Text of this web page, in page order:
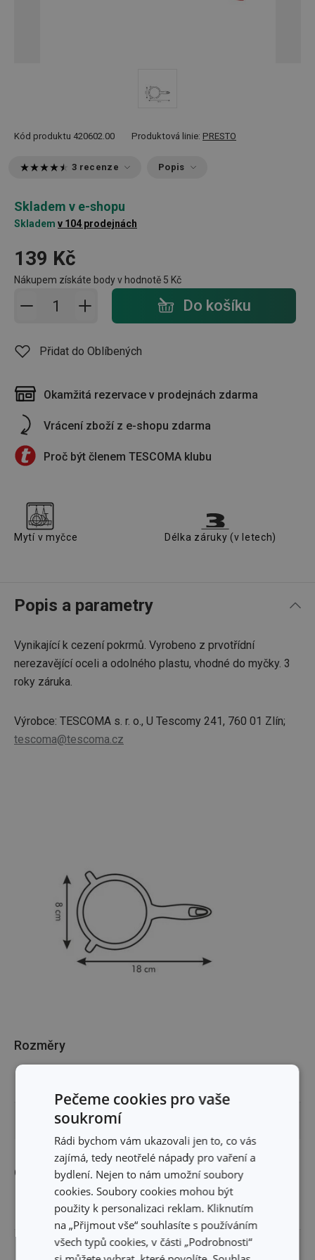
Kód produktu 420602.00 Produktová linie: PRESTO
3 recenze Popis
Skladem v e-shopu
Skladem v 104 prodejnách
139 Kč
Nákupem získáte body v hodnotě 5 Kč
Přidat do košíku - počet Do košíku
Přidat do Oblíbených
Okamžitá rezervace v prodejnách zdarma
Vrácení zboží z e-shopu zdarma
Proč být členem TESCOMA klubu
Mytí v myčce Délka záruky (v letech)
Popis a parametry
Vynikající k cezení pokrmů. Vyrobeno z prvotřídní
nerezavějící oceli a odolného plastu, vhodné do myčky. 3
roky záruka.
Výrobce: TESCOMA s. r. o., U Tescomy 241, 760 01 Zlín;
tescoma@tescoma.cz
Rozměry
PRŮMĚR (CM)
Ostatní parametry
MATERIÁL plast, nerez ocel
PRODUKTOVÁ LINIE PRESTO
Pečeme cookies pro vaše
soukromí
Rádi bychom vám ukazovali jen to, co vás
zajímá, tedy neotřelé nápady pro vaření a
bydlení. Nejen to nám umožní soubory
cookies. Soubory cookies mohou být
použity k personalizaci reklam. Kliknutím
na „Přijmout vše“ souhlasíte s používáním
všech typů cookies, v části „Podrobnosti“